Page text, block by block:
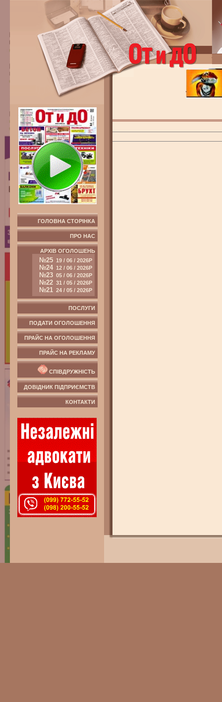
ГОЛОВНА СТОРІНКА
ПРО НАС
АРХІВ ОГОЛОШЕНЬ
№25 19 / 06 / 2026Р
№24 12 / 06 / 2026Р
№23 05 / 06 / 2026Р
№22 31 / 05 / 2026Р
№21 24 / 05 / 2026Р
ПОСЛУГИ
ПОДАТИ ОГОЛОШЕННЯ
ПРАЙС НА ОГОЛОШЕННЯ
ПРАЙС НА РЕКЛАМУ
СПІВДРУЖНІСТЬ
ДОВІДНИК ПІДПРИЄМСТВ
КОНТАКТИ